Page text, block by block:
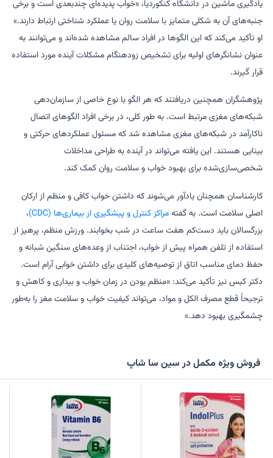
یادگیری ماشین در دانشگاه کنکوردیا، «خواب پدیده‌ای چندبعدی است و برخی
جنبه‌های آن به شکلی متمایز با سلامت روان یا عملکرد شناختی ارتباط دارند.»
او تأکید می‌کند که این الگوها در افراد سالم مشاهده شده‌اند و می‌توانند به
عنوان نشانگرهای اولیه برای تشخیص زودهنگام مشکلات آینده مورد استفاده
قرار گیرند.
پژوهشگران همچنین دریافتند که هر الگو با نوع خاصی از سازمان‌دهی
شبکه‌های مغزی مرتبط است. به طور کلی، در برخی افراد الگوهای اتصال
ناکارآمد در شبکه‌های مغزی مشاهده شد که مسئول عملکردهای حرکتی و
بینایی هستند. این یافته می‌تواند در آینده به طراحی مداخلات
شخصی‌سازی‌شده برای بهبود خواب و سلامت روان کمک کند.
کارشناسان همچنان یادآور می‌شوند که داشتن خواب کافی و منظم از ارکان
اصلی سلامت است. به گفتهمراکز کنترل و پیشگیری از بیماری‌ها (CDC)
،
بزرگسالان باید دست‌کم هفت ساعت در شب بخوابند. ورزش منظم، پرهیز از
استفاده از تلفن همراه پیش از خواب، اجتناب از وعده‌های سنگین شبانه و
حفظ دمای مناسب اتاق از توصیه‌های کلیدی برای داشتن خوابی آرام است.
دکتر کبس نیز تأکید می‌کند: «منظم بودن در زمان خواب و بیداری و کاهش و
ترجیحاً قطع مصرف الکل و مواد، می‌تواند کیفیت خواب و سلامت مغز را به‌طور
چشمگیری بهبود دهد.»
فروش ویژه مکمل در سین سا شاپ